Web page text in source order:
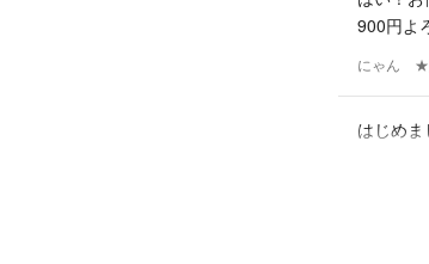
900円よ
にゃん ★
はじめま